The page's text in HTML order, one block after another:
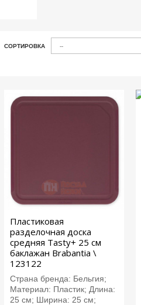
СОРТИРОВКА
Пластиковая
разделочная доска
средняя Tasty+ 25 см
баклажан Brabantia \
123122
Страна бренда: Бельгия;
Материал: Пластик; Длина:
25 см; Ширина: 25 см;